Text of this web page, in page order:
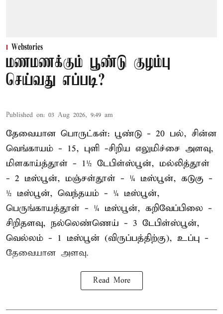
Webstories
மணமணக்கும் பூண்டு குழம்பு
செய்வது எப்படி?
Published on: 03 Aug 2026, 9:49 am
தேவையான பொருட்கள்: பூண்டு - 20 பல், சின்ன
வெங்காயம் - 15, புளி -சிறிய எலுமிச்சை அளவு,
மிளகாய்த்தூள் - 1½ டேபிள்ஸ்பூன், மல்லித்தூள்
- 2 டீஸ்பூன், மஞ்சள்தூள் - ¼ டீஸ்பூன், கடுகு -
½ டீஸ்பூன், வெந்தயம் - ¼ டீஸ்பூன்,
பெருங்காயத்தூள் - ¼ டீஸ்பூன், கறிவேப்பிலை -
சிறிதளவு, நல்லெண்ணெய் - 3 டேபிள்ஸ்பூன்,
வெல்லம் - 1 டீஸ்பூன் (விருப்பத்திற்கு), உப்பு -
தேவையான அளவு.
Read More